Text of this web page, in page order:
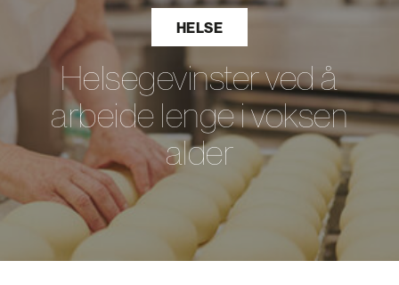
HELSE
Helsegevinster ved å
arbeide lenge i voksen
alder